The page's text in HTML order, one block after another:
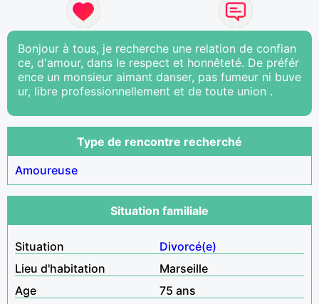
Bonjour à tous, je recherche une relation de confian
ce, d'amour, dans le respect et honnêteté. De préfér
ence un monsieur aimant danser, pas fumeur ni buve
ur, libre professionnellement et de toute union .
Type de rencontre recherché
Amoureuse
Situation familiale
Situation
Divorcé(e)
Lieu d'habitation
Marseille
Age
75 ans